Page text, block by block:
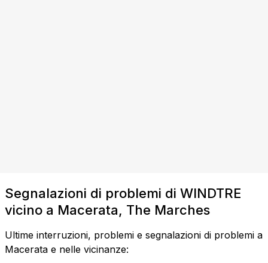
Segnalazioni di problemi di WINDTRE
vicino a Macerata, The Marches
Ultime interruzioni, problemi e segnalazioni di problemi a
Macerata e nelle vicinanze: